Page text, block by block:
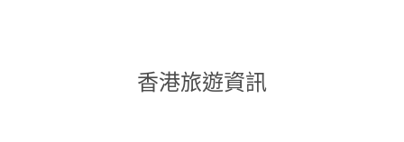
香港旅遊資訊